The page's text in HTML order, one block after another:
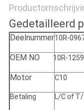
Gedetailleerd
Deelnummer10R-
OEM NO 10R-1259
Motor C10
Betaling L/C of